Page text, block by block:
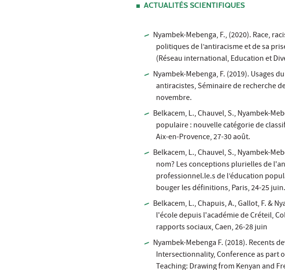
ACTUALITÉS SCIENTIFIQUES
Nyambek-Mebenga, F., (2020). Race,
politiques de l’antiracisme et de sa
(Réseau international, Education et
Nyambek-Mebenga, F. (2019). Usages
antiracistes, Séminaire de recherche
novembre.
Belkacem, L., Chauvel, S., Nyambek-
populaire : nouvelle catégorie de
Aix-en-Provence, 27-30 août.
Belkacem, L., Chauvel, S., Nyambek-
nom? Les conceptions plurielles de
professionnel.le.s de l’éducation
bouger les définitions, Paris, 24-25 juin.
Belkacem, L., Chapuis, A., Gallot, F. &
l'école depuis l'académie de Créteil,
rapports sociaux, Caen, 26-28 juin
Nyambek-Mebenga F. (2018). Recents
Intersectionnality, Conference as part
Teaching: Drawing from Kenyan and